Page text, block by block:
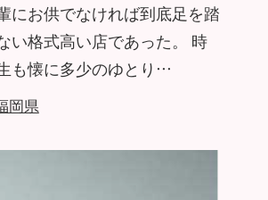
にお供でなければ到底足を踏
い格式高い店であった。 時
も懐に多少のゆとり…
岡県